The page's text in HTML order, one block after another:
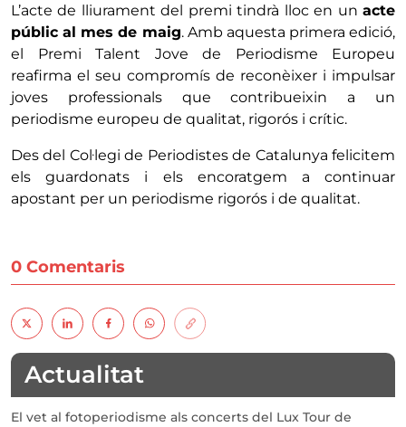
L’acte de lliurament del premi tindrà lloc en un acte
públic al mes de maig. Amb aquesta primera edició,
el Premi Talent Jove de Periodisme Europeu
reafirma el seu compromís de reconèixer i impulsar
joves professionals que contribueixin a un
periodisme europeu de qualitat, rigorós i crític.
Des del Col·legi de Periodistes de Catalunya felicitem
els guardonats i els encoratgem a continuar
apostant per un periodisme rigorós i de qualitat.
0 Comentaris
Actualitat
El vet al fotoperiodisme als concerts del Lux Tour de